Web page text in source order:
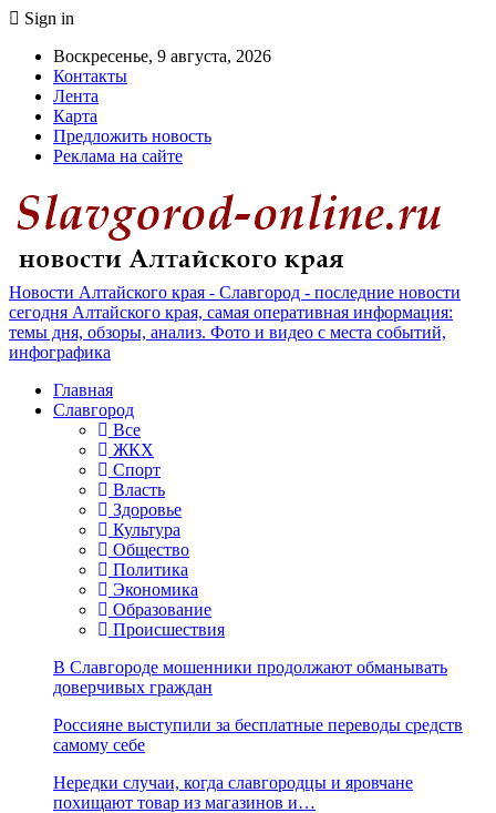
Sign in
Воскресенье, 9 августа, 2026
Контакты
Лента
Карта
Предложить новость
Реклама на сайте
Новости Алтайского края - Славгород - последние новости
сегодня Алтайского края, самая оперативная информация:
темы дня, обзоры, анализ. Фото и видео с места событий,
инфографика
Главная
Славгород
Все
ЖКХ
Спорт
Власть
Здоровье
Культура
Общество
Политика
Экономика
Образование
Происшествия
В Славгороде мошенники продолжают обманывать
доверчивых граждан
Россияне выступили за бесплатные переводы средств
самому себе
Нередки случаи, когда славгородцы и яровчане
похищают товар из магазинов и…